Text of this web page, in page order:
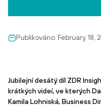
Publikováno: February 18,
Jubilejní desátý díl ZDR
krátkých videí, ve kterých
Kamila Lohniská, Business